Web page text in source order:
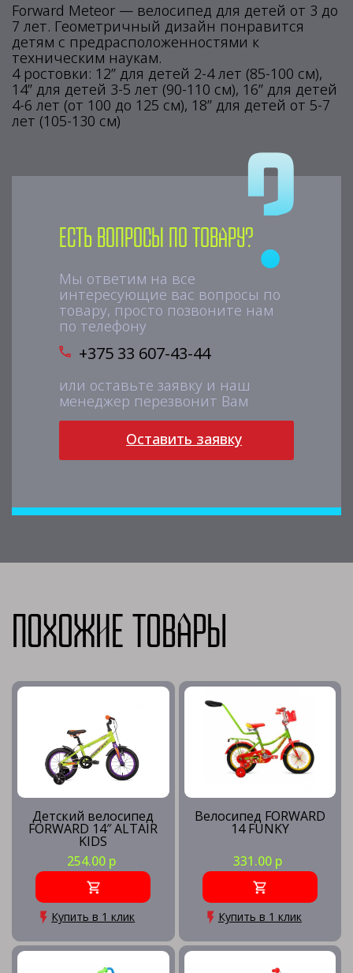
Forward Meteor — велосипед для детей от 3 до
7 лет. Геометричный дизайн понравится
детям с предрасположенностями к
техническим наукам.
4 ростовки: 12” для детей 2-4 лет (85-100 см),
14” для детей 3-5 лет (90-110 см), 16” для детей
4-6 лет (от 100 до 125 см), 18” для детей от 5-7
лет (105-130 см)
Есть вопросы по товару?
Мы ответим на все
интересующие вас вопросы по
товару, просто позвоните нам
по телефону
+375 33 607-43-44
или оставьте заявку и наш
менеджер перезвонит Вам
Оставить заявку
Похожие товары
Детский велосипед
FORWARD 14″ ALTAIR
KIDS
254.00 р
Купить в 1 клик
Велосипед FORWARD
14 FUNKY
331.00 р
Купить в 1 клик